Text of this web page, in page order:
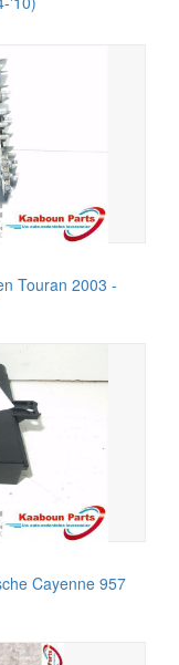
Touran 2003 -
Cayenne 957